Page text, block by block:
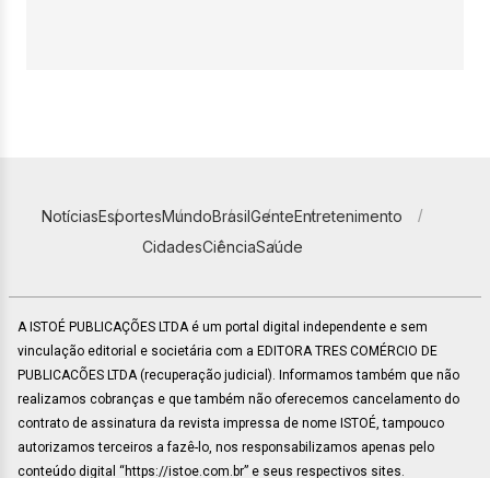
NotíciasEsportesMundoBrasilGenteEntretenimento
CidadesCiênciaSaúde
A ISTOÉ PUBLICAÇÕES LTDA é um portal digital independente e sem
vinculação editorial e societária com a EDITORA TRES COMÉRCIO DE
PUBLICACÕES LTDA (recuperação judicial). Informamos também que não
realizamos cobranças e que também não oferecemos cancelamento do
contrato de assinatura da revista impressa de nome ISTOÉ, tampouco
autorizamos terceiros a fazê-lo, nos responsabilizamos apenas pelo
conteúdo digital “https://istoe.com.br” e seus respectivos sites.